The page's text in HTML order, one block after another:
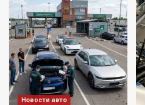
Новости авто